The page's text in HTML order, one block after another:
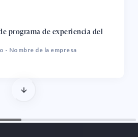
el equipo dedica menos
y seguimiento, y
reportes más claros sobre
presupuestaria.
programa de experiencia del
- Nombre de la empresa